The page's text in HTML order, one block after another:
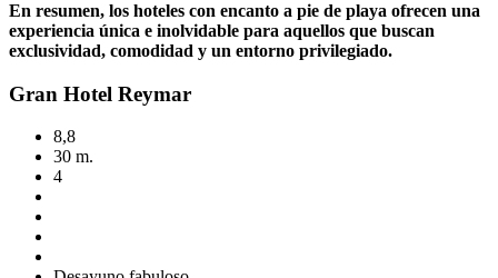
En resumen, los hoteles con encanto a pie de playa ofrecen una
experiencia única e inolvidable para aquellos que buscan
exclusividad, comodidad y un entorno privilegiado.
Gran Hotel Reymar
8,8
30 m.
4